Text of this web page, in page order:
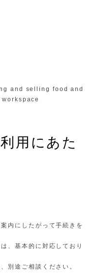
and selling food and
用にあた
内にしたがって手続きを
、基本的に対応しており
別途ご相談ください。